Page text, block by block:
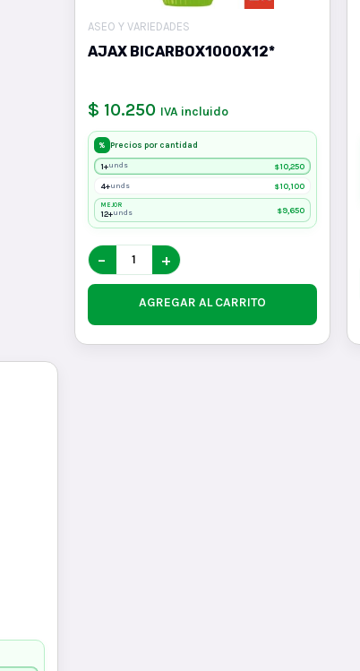
ASEO Y VARIEDADES
AJAX BICARBOX1000X12*
$ 10.250 IVA incluido
% Precios por cantidad
1+unds $10,250
4+unds $10,100
MEJOR
12+unds $9,650
− +
AGREGAR AL CARRITO